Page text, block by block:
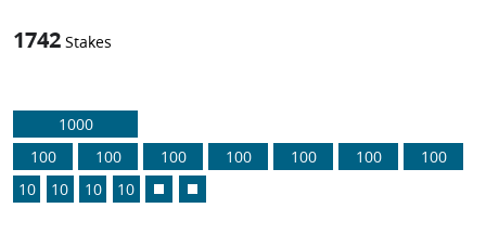
1742 Stakes
1000
100
100 100 100 100 100
100
10
10 10 10